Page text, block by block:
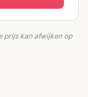
prijs kan afwijken op